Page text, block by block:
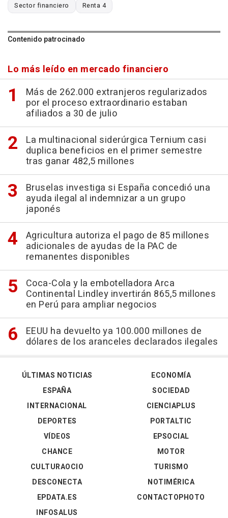
Sector financiero Renta 4
Contenido patrocinado
Lo más leído en mercado financiero
Más de 262.000 extranjeros regularizados
por el proceso extraordinario estaban
afiliados a 30 de julio
La multinacional siderúrgica Ternium casi
duplica beneficios en el primer semestre
tras ganar 482,5 millones
Bruselas investiga si España concedió una
ayuda ilegal al indemnizar a un grupo
japonés
Agricultura autoriza el pago de 85 millones
adicionales de ayudas de la PAC de
remanentes disponibles
Coca-Cola y la embotelladora Arca
Continental Lindley invertirán 865,5 millones
en Perú para ampliar negocios
EEUU ha devuelto ya 100.000 millones de
dólares de los aranceles declarados ilegales
ÚLTIMAS NOTICIAS
ESPAÑA
INTERNACIONAL
DEPORTES
VÍDEOS
ECONOMÍA
SOCIEDAD
CIENCIAPLUS
PORTALTIC
EPSOCIAL
CHANCE
CULTURAOCIO
DESCONECTA
EPDATA.ES
INFOSALUS
MOTOR
TURISMO
NOTIMÉRICA
CONTACTOPHOTO